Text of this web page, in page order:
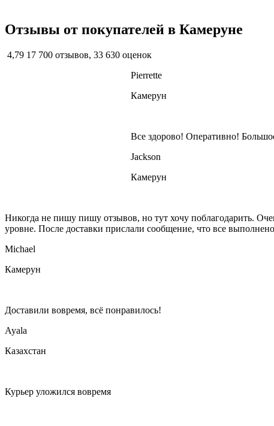
Отзывы от покупателей в Камеруне
4,79 17 700 отзывов, 33 630 оценок
Pierrette
Камерун
Все здорово! Оперативно!
Jackson
Камерун
Никогда не пишу пишу отзывов, но тут хочу поблагодарить.
уровне. После доставки прислали сообщение, что все
Michael
Камерун
Доставили вовремя, всё понравилось!
Ayala
Казахстан
Курьер уложился вовремя